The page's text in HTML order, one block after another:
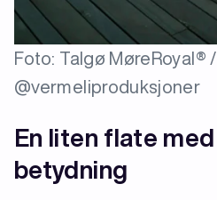
Foto: Talgø MøreRoyal®
@vermeliproduksjoner
En liten flate
betydning